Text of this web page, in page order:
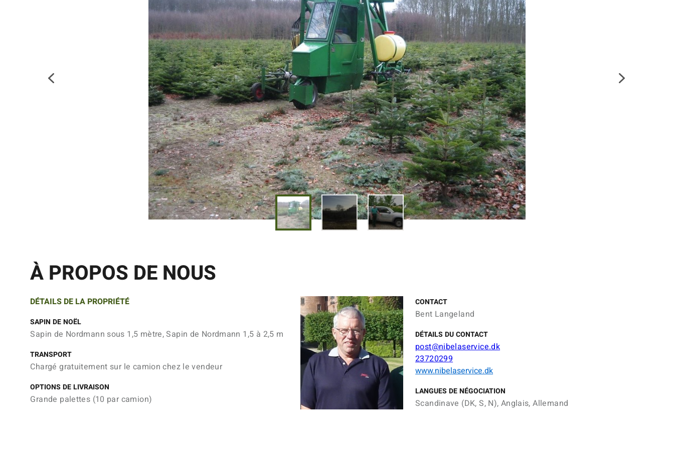
À PROPOS DE NOUS
DÉTAILS DE LA PROPRIÉTÉ
SAPIN DE NOËL
Sapin de Nordmann sous 1,5 mètre, Sapin de Nordmann 1,5 à 2,5 m
TRANSPORT
Chargé gratuitement sur le camion chez le vendeur
OPTIONS DE LIVRAISON
Grande palettes (10 par camion)
CONTACT
Bent Langeland
DÉTAILS DU CONTACT
post@nibelaservice.dk
23720299
www.nibelaservice.dk
LANGUES DE NÉGOCIATION
Scandinave (DK, S, N), Anglais, Allemand